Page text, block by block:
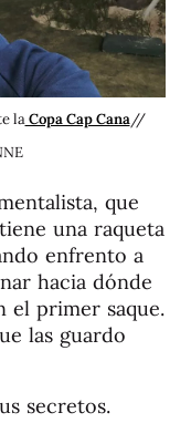
laCopa Cap Cana//
que
una raqueta
enfrento a
hacia dónde
el primer saque.
las guardo
secretos.